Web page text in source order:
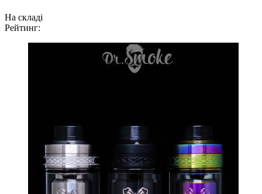
На складі
Рейтинг: